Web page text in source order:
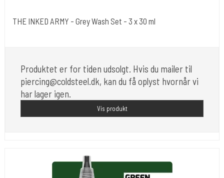
THE INKED ARMY - Grey Wash Set - 3 x 30 ml
Produktet er for tiden udsolgt. Hvis du mailer til
piercing@coldsteel.dk, kan du få oplyst hvornår vi
har lager igen.
Vis produkt